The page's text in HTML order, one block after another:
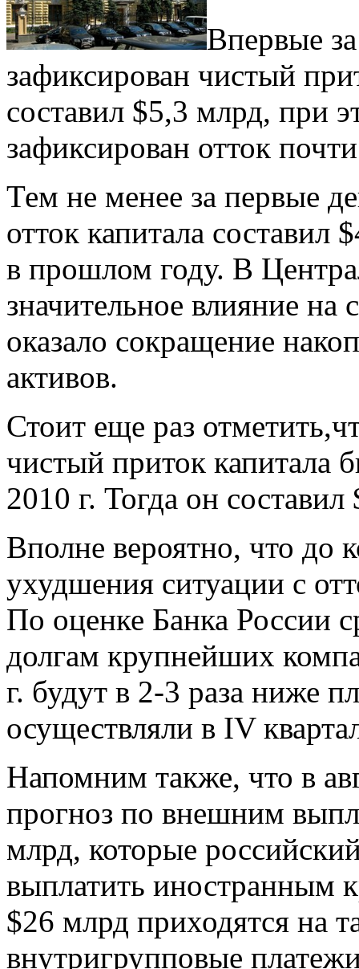
Впервые
зафиксирован чистый
составил $5,3 млрд, при
зафиксирован отток
Тем не менее за первые
отток капитала
в прошлом году. В
значительное влияние на
оказало сокращение
активов.
Стоит еще раз
чистый приток капитала
2010 г. Тогда он
Вполне вероятно, что до
ухудшения ситуации с
По оценке Банка России
долгам крупнейших
г. будут в 2-3 раза ниже
осуществляли в IV
Напомним также, что в
прогноз по внешним
млрд, которые
выплатить иностранным
$26 млрд приходятся на
внутригрупповые